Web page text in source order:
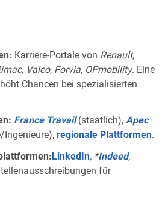
Karriere-Portale von Renault,
, Valeo, Forvia, OPmobility. Eine
Chancen bei spezialisierten
France Travail(staatlich), Apec
Ingenieure), regionale Plattformen.
LinkedIn, *Indeed,
für